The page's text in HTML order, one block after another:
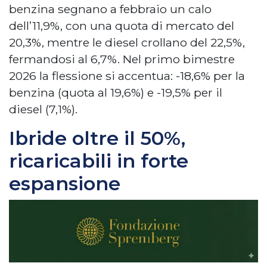
benzina segnano a febbraio un calo
dell’11,9%, con una quota di mercato del
20,3%, mentre le diesel crollano del 22,5%,
fermandosi al 6,7%. Nel primo bimestre
2026 la flessione si accentua: -18,6% per la
benzina (quota al 19,6%) e -19,5% per il
diesel (7,1%).
Ibride oltre il 50%,
ricaricabili in forte
espansione